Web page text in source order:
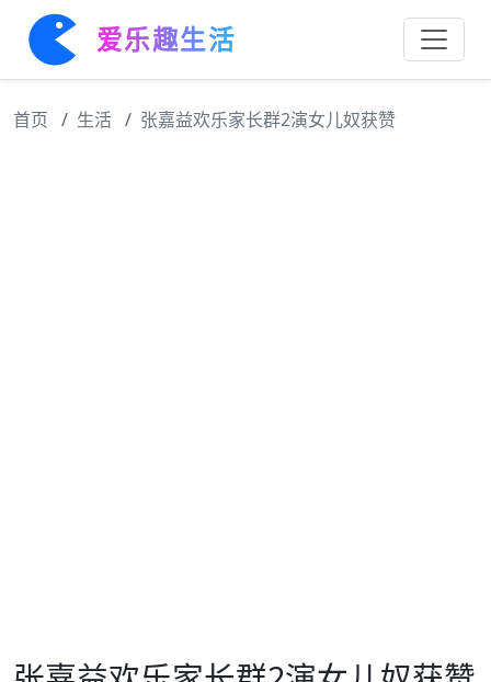
爱乐趣生活
首页 生活 张嘉益欢乐家长群2演女儿奴获赞